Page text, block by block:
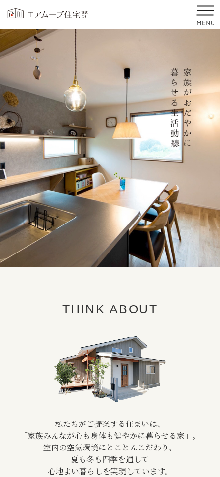
プロの目線からご提案。前橋市・高崎市の注文住宅・新築戸建てを手がける工務
前橋市・高崎市を中心に群馬県全域で新築・注文住宅・新築戸建てを手がけるエア
THINK ABOUT
私たちがご提案する住まいは、
「家族みんなが心も身体も健やかに暮らせる家」。
室内の空気環境にとことんこだわり、
夏も冬も四季を通して
心地よい暮らしを実現しています。